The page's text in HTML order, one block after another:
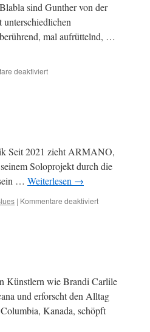
sind Gunther von der
mal aufrüttelnd, …
deaktiviertfür
Seit 2021 zieht ARMANO,
Soloprojekt durch die
… Weiterlesen →
| Kommentare deaktiviertfür
Künstlern wie Brandi Carlile
und erforscht den Alltag
Kanada, schöpft